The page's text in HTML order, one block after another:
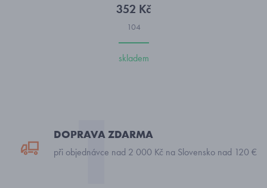
352 Kč
104
skladem
DOPRAVA ZDARMA
při objednávce nad 2 000 Kč na Slovensko nad 120 €